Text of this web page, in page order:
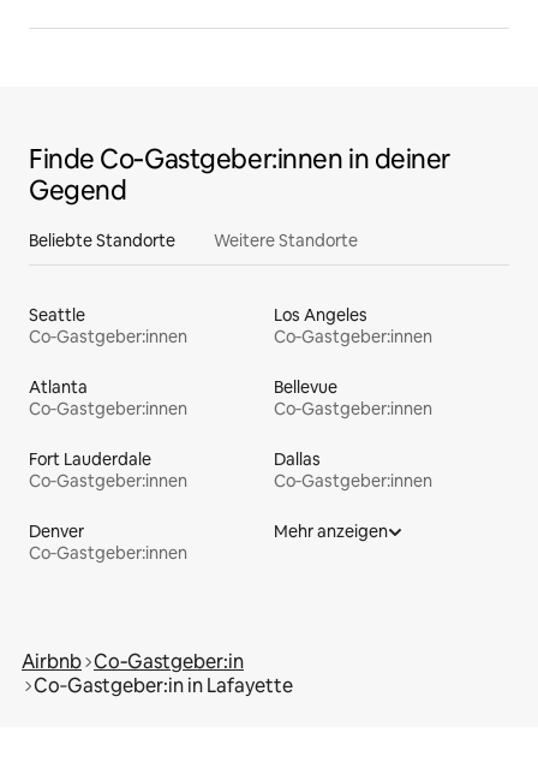
Finde Co‑Gastgeber:innen in deiner
Gegend
Beliebte Standorte Weitere Standorte
Seattle
Co‑Gastgeber:innen
Los Angeles
Co‑Gastgeber:innen
Atlanta
Co‑Gastgeber:innen
Bellevue
Co‑Gastgeber:innen
Fort Lauderdale
Co‑Gastgeber:innen
Dallas
Co‑Gastgeber:innen
Denver
Co‑Gastgeber:innen
Mehr anzeigen
Airbnb Co‑Gastgeber:in
Co‑Gastgeber:in in Lafayette